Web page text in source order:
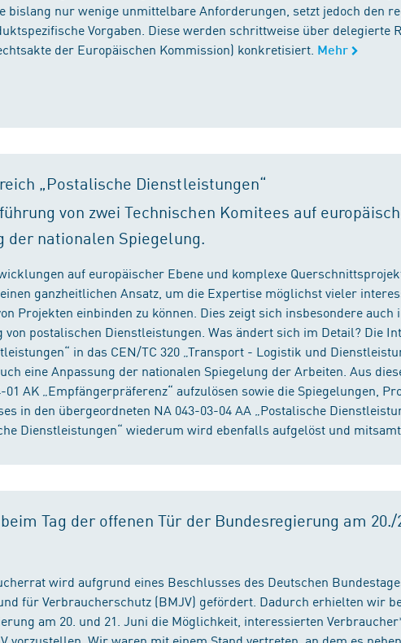
bislang nur wenige unmittelbare Anforderungen, setzt jedoch den
Vorgaben. Diese werden schrittweise über delegierte
der Europäischen Kommission) konkretisiert. Mehr
„Postalische Dienstleistungen“
von zwei Technischen Komitees auf
der nationalen Spiegelung.
auf europäischer Ebene und komplexe
ganzheitlichen Ansatz, um die Expertise möglichst vieler
Projekten einbinden zu können. Dies zeigt sich insbesondere auch
postalischen Dienstleistungen. Was ändert sich im Detail? Die
in das CEN/TC 320 „Transport - Logistik und
eine Anpassung der nationalen Spiegelung der Arbeiten. Aus
AK „Empfängerpräferenz“ aufzulösen sowie die Spiegelungen,
in den übergeordneten NA 043-03-04 AA „Postalische
Dienstleistungen“ wiederum wird ebenfalls aufgelöst und mitsamt
Tag der offenen Tür der Bundesregierung am 20./
wird aufgrund eines Beschlusses des Deutschen
für Verbraucherschutz (BMJV) gefördert. Dadurch erhielten wir
am 20. und 21. Juni die Möglichkeit, interessierten